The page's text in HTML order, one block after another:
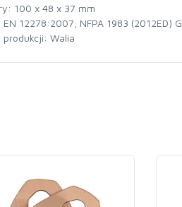
100 x 48 x 37 mm
12278:2007; NFPA 1983 (2012ED) G
produkcji: Walia